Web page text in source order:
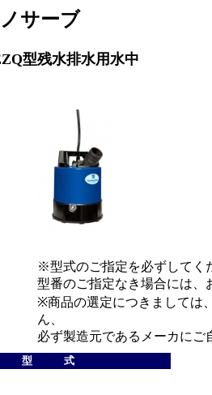
サーブ
型残水排水用水中
※型式のご指定を必ずしてく
型番のご指定なき場合には、
※商品の選定につきましては
ん、
必ず製造元であるメーカにご
型 式